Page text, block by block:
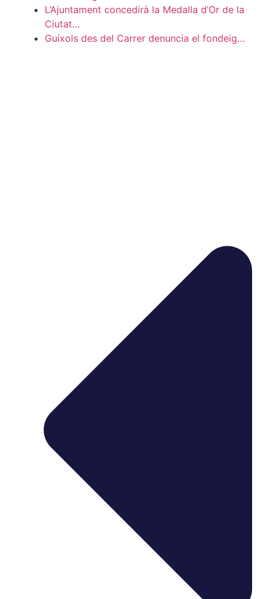
L’Ajuntament concedirà la Medalla d’Or de la
Ciutat…
Guíxols des del Carrer denuncia el fondeig…